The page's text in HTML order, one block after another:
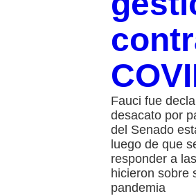
Fauci fue
desacato por
del Senado
luego de que
responder a
hicieron sobre
pandemia